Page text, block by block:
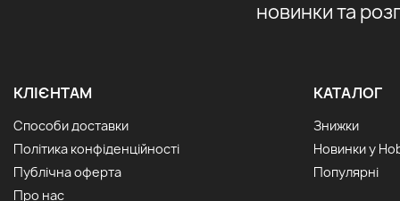
новинки та
КЛІЄНТАМ
Способи доставки
Політика конфіденційності
Публічна оферта
Про нас
КАТАЛОГ
Знижки
Новинки у
Популярні